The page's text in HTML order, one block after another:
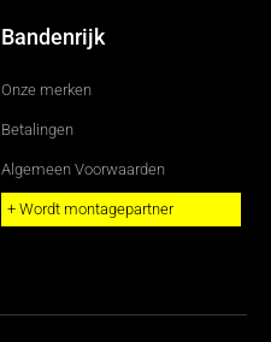
Bandenrijk
Onze merken
Betalingen
Algemeen Voorwaarden
+ Wordt montagepartner